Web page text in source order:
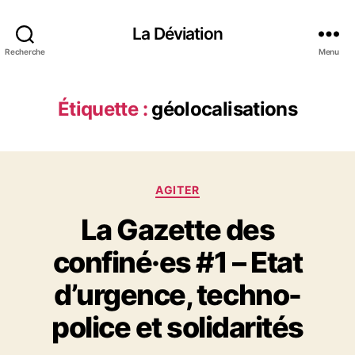
Recherche
La Déviation
Menu
Étiquette : géolocalisations
C
t
é
g
o
r
i
e
AGITER
La Gazette des
confiné·es #1 – Etat
d’urgence, techno-
police et solidarités